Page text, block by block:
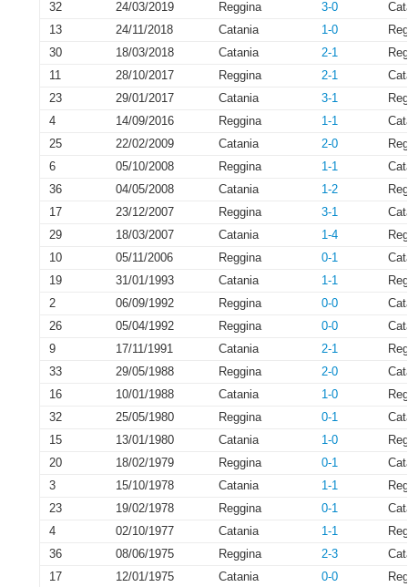
32
24/03/2019 Reggina 3-0
13
24/11/2018 Catania 1-0
30
18/03/2018 Catania 2-1
11
28/10/2017 Reggina 2-1
23
29/01/2017 Catania 3-1
4
14/09/2016 Reggina 1-1
25
22/02/2009 Catania 2-0
6
05/10/2008 Reggina 1-1
36
04/05/2008 Catania 1-2
17
23/12/2007 Reggina 3-1
29
18/03/2007 Catania 1-4
10
05/11/2006 Reggina 0-1
19
31/01/1993 Catania 1-1
2
06/09/1992 Reggina 0-0
26
05/04/1992 Reggina 0-0
9
17/11/1991 Catania 2-1
33
29/05/1988 Reggina 2-0
16
10/01/1988 Catania 1-0
32
25/05/1980 Reggina 0-1
15
13/01/1980 Catania 1-0
20
18/02/1979 Reggina 0-1
3
15/10/1978 Catania 1-1
23
19/02/1978 Reggina 0-1
4
02/10/1977 Catania 1-1
36
08/06/1975 Reggina 2-3
17
12/01/1975 Catania 0-0